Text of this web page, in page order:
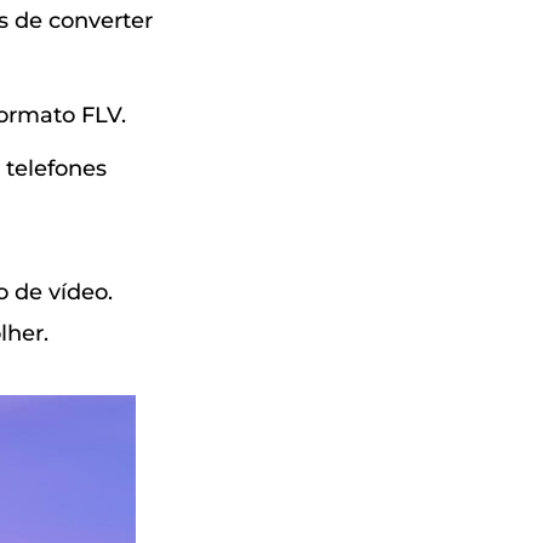
de converter
FLV.
telefones
de vídeo.